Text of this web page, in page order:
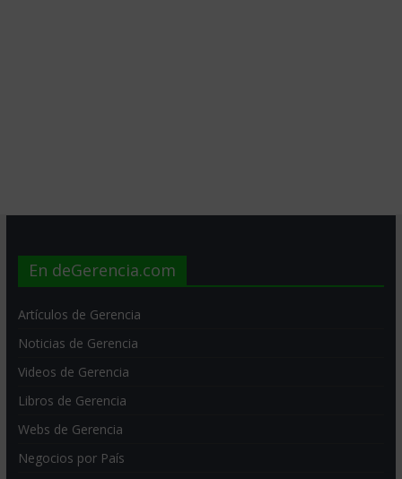
En deGerencia.com
Artículos de Gerencia
Noticias de Gerencia
Videos de Gerencia
Libros de Gerencia
Webs de Gerencia
Negocios por País